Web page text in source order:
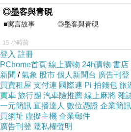
◎墨客與青硯
■寓言故事 ◎墨客與青硯
⊕潘文良
的墨客，在京城的古玩肆裡
15 小時前
登入 註冊
PChome首頁 線上購物 24h購物 書店
新聞 /氣象 股市 個人新聞台 廣告刊登
買賣租屋 支付連 國際連 Pi 拍錢包 旅
買車 旅行團 汽車險推薦 線上麻將 雜
一元簡訊 直播達人 數位憑證 企業簡訊
買網址 虛擬主機 企業郵件
廣告刊登 隱私權聲明